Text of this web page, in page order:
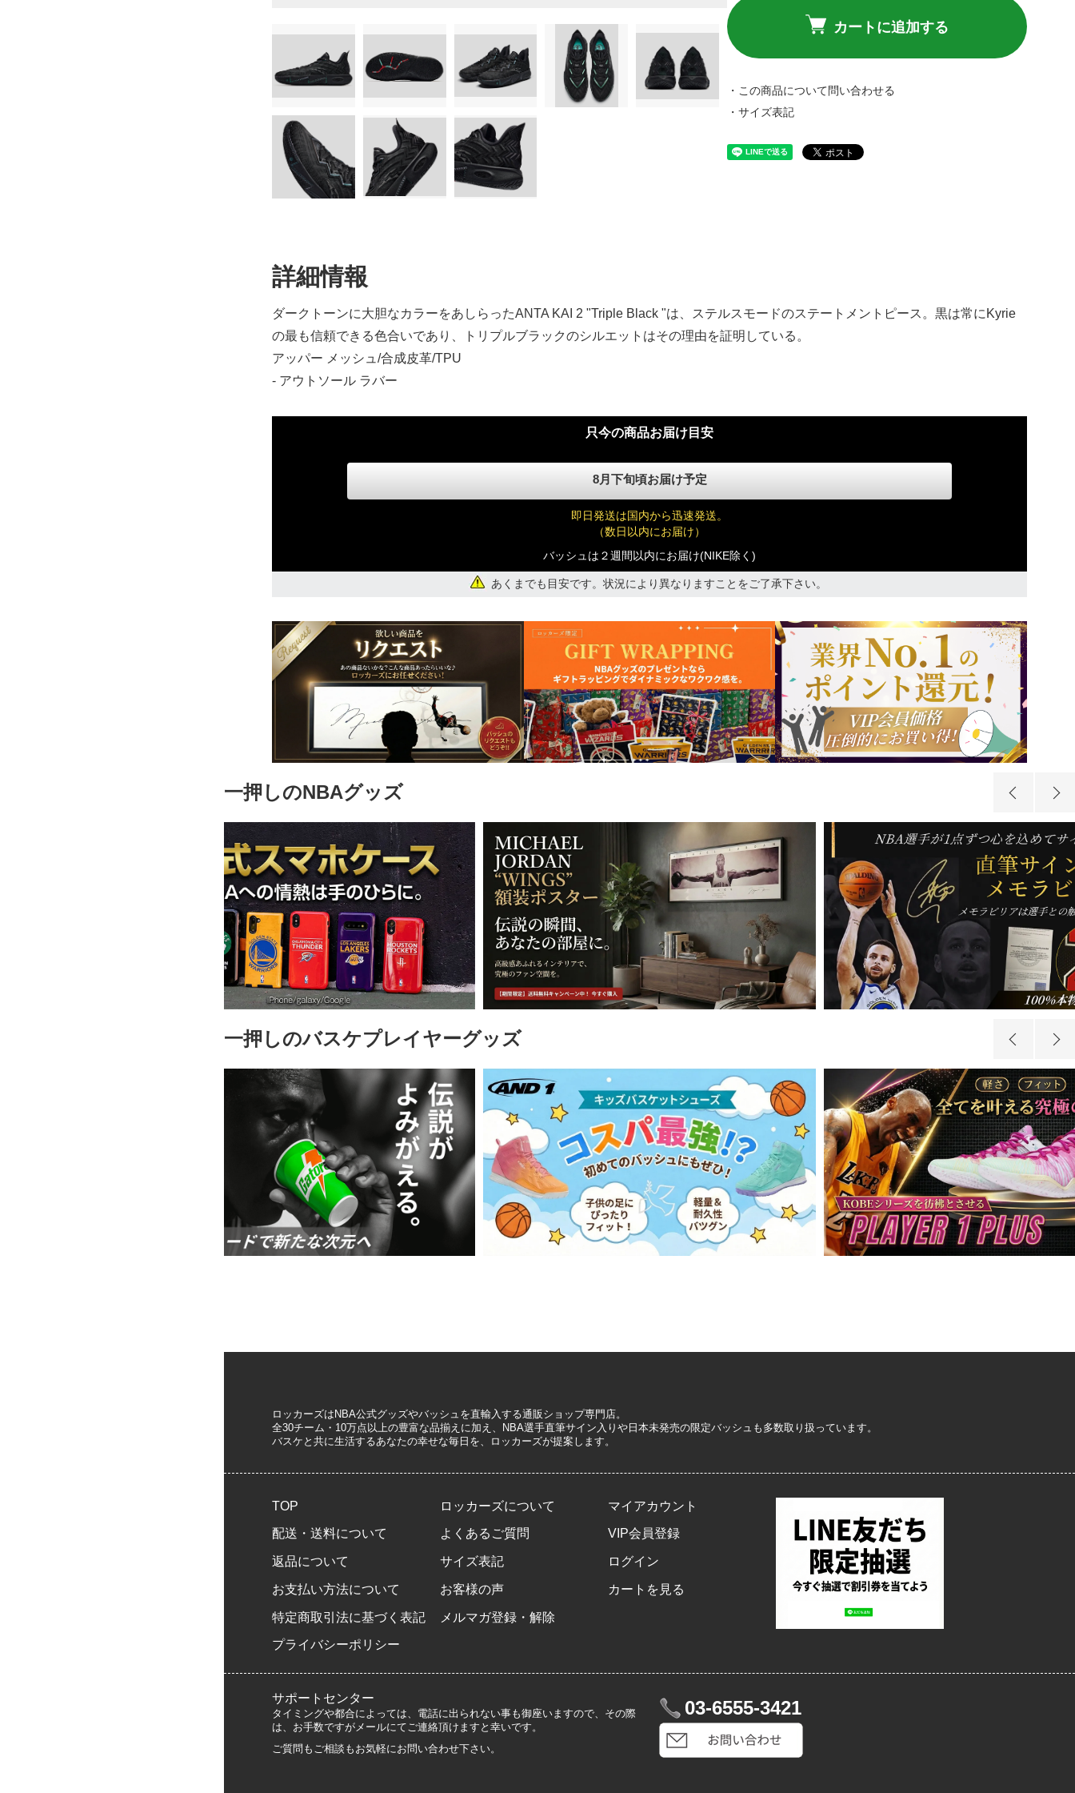
カートに追加する
・この商品について問い合わせる
・サイズ表記
詳細情報
ダークトーンに大胆なカラーをあしらったANTA KAI 2 "Triple Black "は、ステルスモードのステートメントピース。黒は常にKyrie
の最も信頼できる色合いであり、トリプルブラックのシルエットはその理由を証明している。
アッパー メッシュ/合成皮革/TPU
- アウトソール ラバー
只今の商品お届け目安
8月下旬頃お届け予定
即日発送は国内から迅速発送。
（数日以内にお届け）
バッシュは２週間以内にお届け(NIKE除く)
あくまでも目安です。状況により異なりますことをご了承下さい。
一押しのNBAグッズ
一押しのバスケプレイヤーグッズ
31,900円(税込)
24.5cm
31,900円(税込)
26.5cm
27.0cm
31,900円(税込)
31,900円(税込)
28.0cm
31,900円(税込)
29.0cm
31,900円(税込)
29.5cm
31,900円(税込)
ロッカーズはNBA公式グッズやバッシュを直輸入する通販ショップ専門店。
全30チーム・10万点以上の豊富な品揃えに加え、NBA選手直筆サイン入りや日本未発売の限定バッシュも多数取り扱っています。
バスケと共に生活するあなたの幸せな毎日を、ロッカーズが提案します。
TOP
配送・送料について
返品について
お支払い方法について
特定商取引法に基づく表記
プライバシーポリシー
ロッカーズについて
よくあるご質問
サイズ表記
お客様の声
メルマガ登録・解除
マイアカウント
VIP会員登録
ログイン
カートを見る
サポートセンター
タイミングや都合によっては、電話に出られない事も御座いますので、その際
は、お手数ですがメールにてご連絡頂けますと幸いです。
ご質問もご相談もお気軽にお問い合わせ下さい。
03-6555-3421